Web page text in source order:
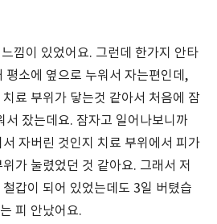
낌이 있었어요. 그런데 한가지 안타
평소에 옆으로 누워서 자는편인데,
료 부위가 닿는것 같아서 처음에 잠
서 잤는데요. 잠자고 일어나보니까
자버린 것인지 치료 부위에서 피가
가 눌렸었던 것 같아요. 그래서 저
갑이 되어 있었는데도 3일 버텼습
피 안났어요.